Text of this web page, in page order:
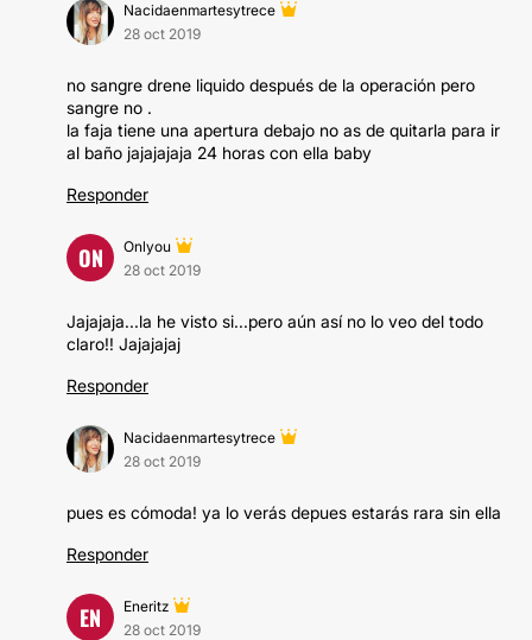
Nacidaenmartesytrece
28 oct 2019
no sangre drene liquido después de la operación pero
sangre no .
la faja tiene una apertura debajo no as de quitarla para ir
al baño jajajajaja 24 horas con ella baby
Responder
ON
Onlyou
28 oct 2019
Jajajaja...la he visto si...pero aún así no lo veo del todo
claro!! Jajajajaj
Responder
Nacidaenmartesytrece
28 oct 2019
pues es cómoda! ya lo verás depues estarás rara sin ella
Responder
EN
Eneritz
28 oct 2019